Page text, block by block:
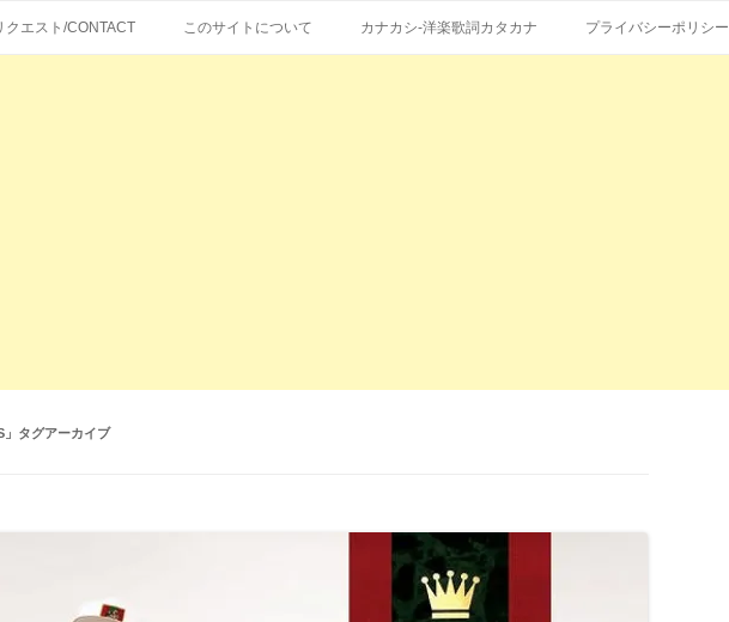
| 洋楽歌詞の和訳、英語の意味、読み方
ン
ン
クエスト/CONTACT このサイトについて カナカシ-洋楽歌詞カタカナ プライバシーポリシー
」タグアーカイブ